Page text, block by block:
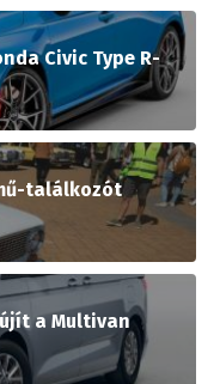
Civic Type R-
találkozót
a Multivan